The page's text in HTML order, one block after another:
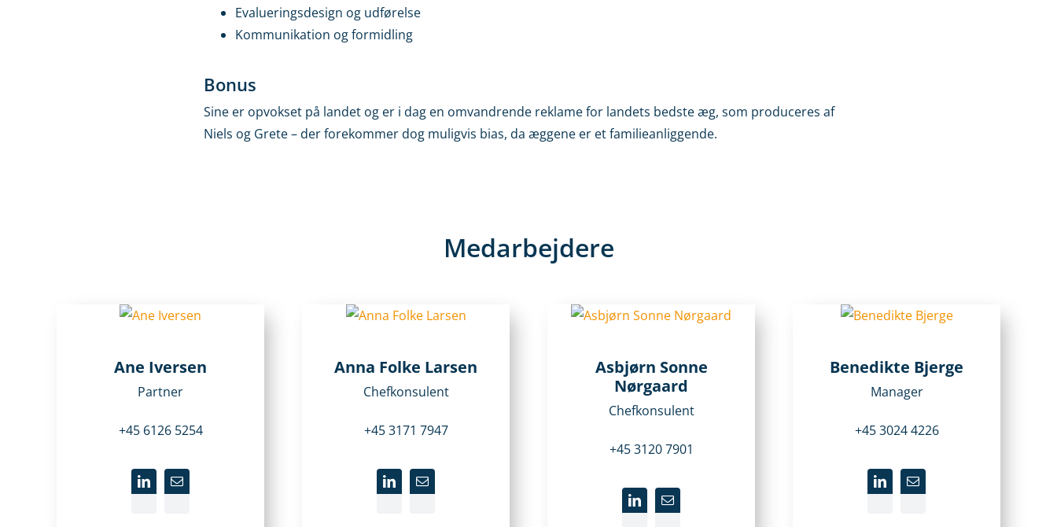
Evalueringsdesign og udførelse
Kommunikation og formidling
Bonus
Sine er opvokset på landet og er i dag en omvandrende reklame for landets bedste æg, som produceres af
Niels og Grete – der forekommer dog muligvis bias, da æggene er et familieanliggende.
Medarbejdere
Ane Iversen
Partner
+45 6126 5254
Anna Folke Larsen
Chefkonsulent
+45 3171 7947
Asbjørn Sonne
Nørgaard
Chefkonsulent
+45 3120 7901
Benedikte Bjerge
Manager
+45 3024 4226